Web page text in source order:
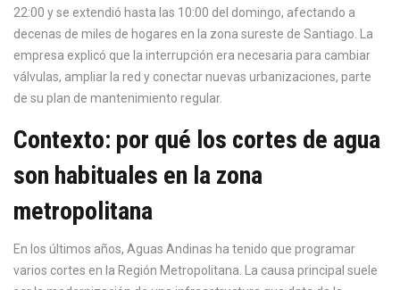
22:00 y se extendió hasta las 10:00 del domingo, afectando a
decenas de miles de hogares en la zona sureste de Santiago . La
empresa explicó que la interrupción era necesaria para cambiar
válvulas, ampliar la red y conectar nuevas urbanizaciones, parte
de su plan de mantenimiento regular.
Contexto: por qué los cortes de agua
son habituales en la zona
metropolitana
En los últimos años, Aguas Andinas ha tenido que programar
varios cortes en la Región Metropolitana. La causa principal suele